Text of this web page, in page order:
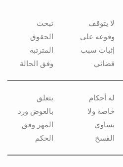
لا يتوقف
وقوعه على
إثبات سبب
قضائي
تبحث
الحقوق
المترتبة
وفق الحالة
له أحكام
خاصة ولا
يساوي
الفسخ
يتعلق
بالعوض ورد
المهر وفق
الحكم